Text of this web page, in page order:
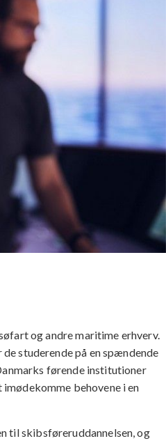
og andre maritime erhverv.
studerende på en spændende
førende institutioner
behovene i en
til skibsføreruddannelsen, og